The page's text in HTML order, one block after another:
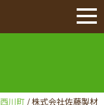
西川町 /株式会社佐藤製材